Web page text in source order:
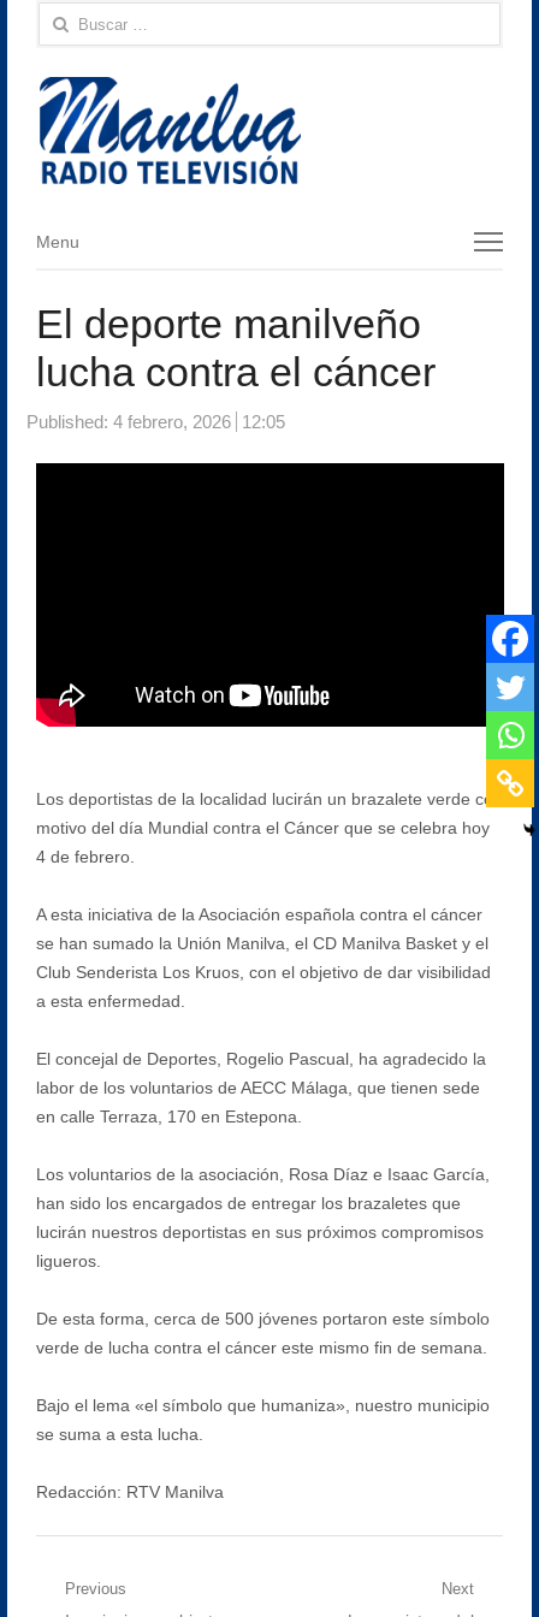
Buscar:
Menu
Menu
El deporte manilveño
lucha contra el cáncer
Published: 4 febrero, 2026 12:05
Los deportistas de la localidad lucirán un brazalete verde con
motivo del día Mundial contra el Cáncer que se celebra hoy
4 de febrero.
A esta iniciativa de la Asociación española contra el cáncer
se han sumado la Unión Manilva, el CD Manilva Basket y el
Club Senderista Los Kruos, con el objetivo de dar visibilidad
a esta enfermedad.
El concejal de Deportes, Rogelio Pascual, ha agradecido la
labor de los voluntarios de AECC Málaga, que tienen sede
en calle Terraza, 170 en Estepona.
Los voluntarios de la asociación, Rosa Díaz e Isaac García,
han sido los encargados de entregar los brazaletes que
lucirán nuestros deportistas en sus próximos compromisos
ligueros.
De esta forma, cerca de 500 jóvenes portaron este símbolo
verde de lucha contra el cáncer este mismo fin de semana.
Bajo el lema «el símbolo que humaniza», nuestro municipio
se suma a esta lucha.
Redacción: RTV Manilva
Navegación
Previous Next